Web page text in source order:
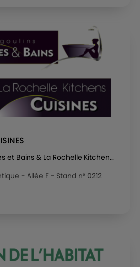
et Bains & La Rochelle Kitchen...
- Allée E - Stand n° 0212